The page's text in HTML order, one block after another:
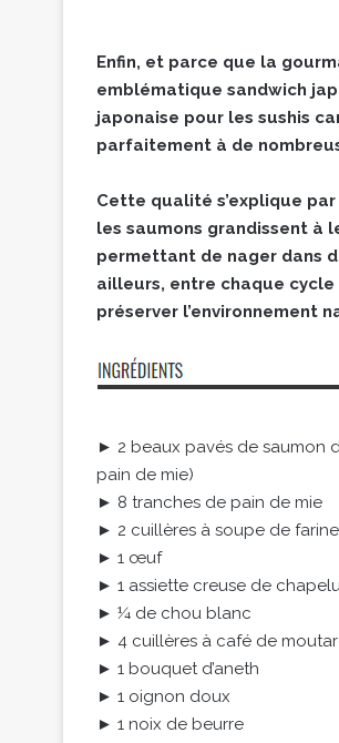
Enfin, et parce que la
emblématique sandwich
japonaise pour les sushis
parfaitement à de
Cette qualité s’explique
les saumons grandissent à
permettant de nager dans
ailleurs, entre chaque cycle
préserver l’environnement
► 2 beaux pavés de saumon
pain de mie)
► 8 tranches de pain de mie
► 2 cuillères à soupe de farine
► 1 œuf
► 1 assiette creuse de
► ¼ de chou blanc
► 4 cuillères à café de
► 1 bouquet d’aneth
► 1 oignon doux
► 1 noix de beurre